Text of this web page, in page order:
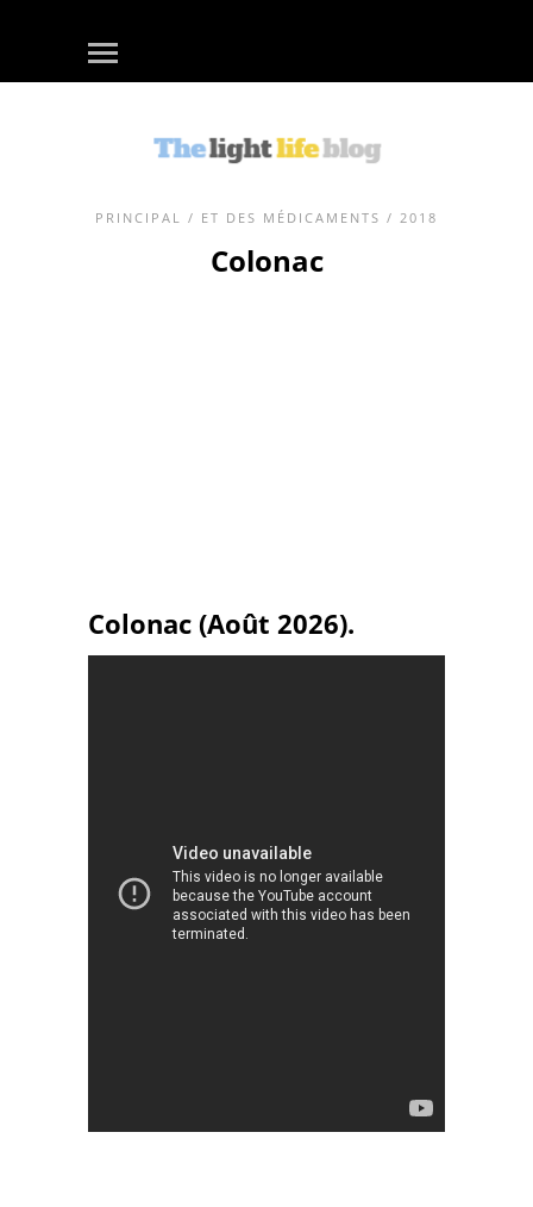
PRINCIPAL / ET DES MÉDICAMENTS / 2018
Colonac
Colonac (Août 2026).